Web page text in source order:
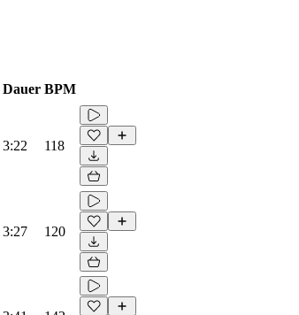
Dauer BPM
3:22 118
3:27 120